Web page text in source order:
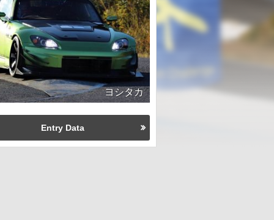
ヨシタカ
Entry Data